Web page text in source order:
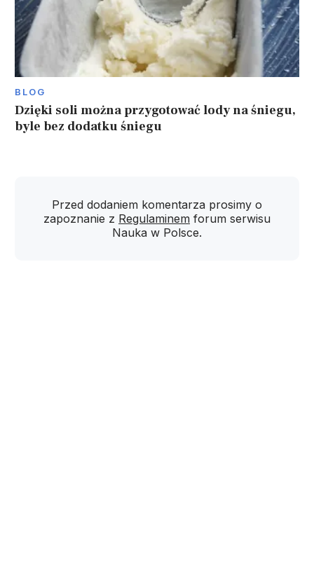
BLOG
Dzięki soli można przygotować lody na śniegu,
byle bez dodatku śniegu
Przed dodaniem komentarza prosimy o
zapoznanie z Regulaminem forum serwisu
Nauka w Polsce.